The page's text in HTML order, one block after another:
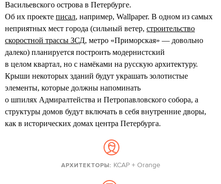
Васильевского острова в Петербурге.
Об их проекте писал, например, Wallpaper. В одном из самых
неприятных мест города (сильный ветер, строительство
скоростной трассы ЗСД, метро «Приморская» — довольно
далеко) планируется построить модернистский
в целом квартал, но с намёками на русскую архитектуру.
Крыши некоторых зданий будут украшать золотистые
элементы, которые должны напоминать
о шпилях Адмиралтейства и Петропавловского собора, а
структуры домов будут включать в себя внутренние дворы,
как в исторических домах центра Петербурга.
АРХИТЕКТОРЫ: KCAP + Orange